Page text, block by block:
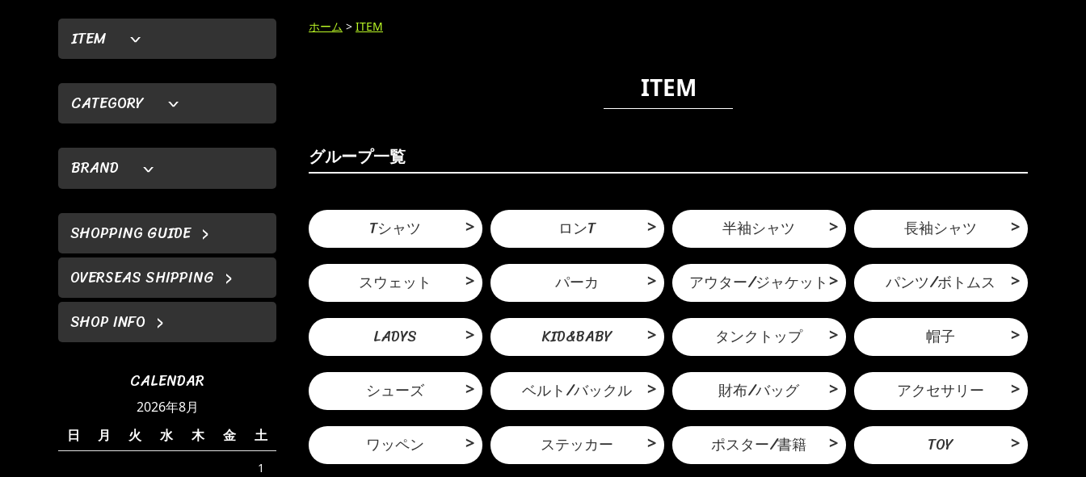
ITEM
CATEGORY
BRAND
SHOPPING GUIDE
OVERSEAS SHIPPING
SHOP INFO
CALENDAR
2026年8月
日
月 火 水 木 金 土
1
ホーム > ITEM
ITEM
グループ一覧
Tシャツ ロンT 半袖シャツ 長袖シャツ
スウェット パーカ アウター/ジャケット パンツ/ボトムス
LADYS KID&BABY タンクトップ 帽子
シューズ ベルト/バックル 財布/バッグ アクセサリー
ワッペン ステッカー ポスター/書籍 TOY